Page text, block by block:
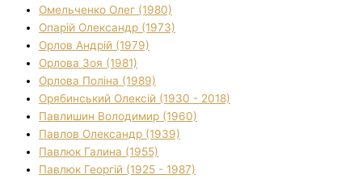
Омельченко Олег (1980)
Опарій Олександр (1973)
Орлов Андрій (1979)
Орлова Зоя (1981)
Орлова Поліна (1989)
Орябинський Олексій (1930 - 2018)
Павлишин Володимир (1960)
Павлов Олександр (1939)
Павлюк Галина (1955)
Павлюк Георгій (1925 - 1987)